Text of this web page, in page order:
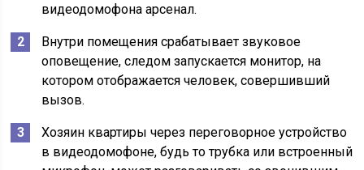
видеодомофона арсенал.
Внутри помещения срабатывает звуковое
оповещение, следом запускается монитор, на
котором отображается человек, совершивший
вызов.
Хозяин квартиры через переговорное устройство
в видеодомофоне, будь то трубка или встроенный